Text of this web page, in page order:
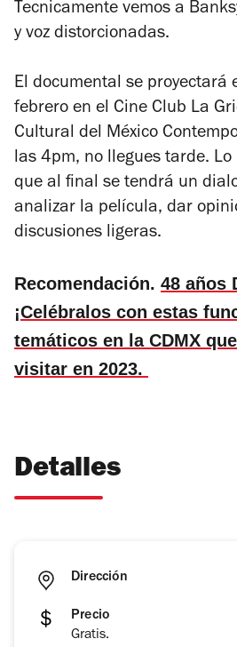
Tecnicamente vemos a
y voz distorcionadas.
El documental se proyectará
febrero en el Cine Club La
Cultural del México
las 4pm, no llegues tarde. Lo
que al final se tendrá un
analizar la película, dar
discusiones ligeras.
Recomendación. 48 años
¡Celébralos con estas
temáticos en la CDMX
visitar en 2023.
Detalles
Dirección
Precio
Gratis.